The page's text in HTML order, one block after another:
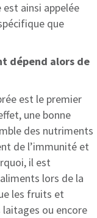
ainsi appelée
que
dépend alors de
est le premier
une bonne
des nutriments
de l’immunité et
il est
lors de la
les fruits et
laitages ou encore